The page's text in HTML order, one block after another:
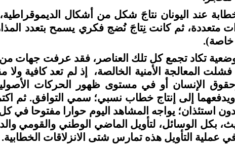
عند اليونان نتاجَ شكل من أشكال
متعددة، ثم كانت نِتاجَ نُضج فكري يسمح بتعدد
خاصة).
تكاد تجمع كل تلك العناصر، فقد عرفت جهات من
فشلت المعالجة الأمنية الخالصة،
إذ لم تعد كافية
وحقوق الإنسان أو في مستوى ظهور الحركات
إلى إنتاج خطاب نسبي؛ سمي التوافق. ثم
استئذان؛ يواجه المشاهد اليوم حوارا مفتوحا في
بكل الوسائل، لتأويل الماضي الوطني والقومي
عملية التأويل هذه تمارس شتى الانزلاقات الخطابية.